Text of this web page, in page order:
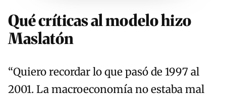
Qué críticas al modelo hizo
Maslatón
“Quiero recordar lo que pasó de 1997 al
2001. La macroeconomía no estaba mal